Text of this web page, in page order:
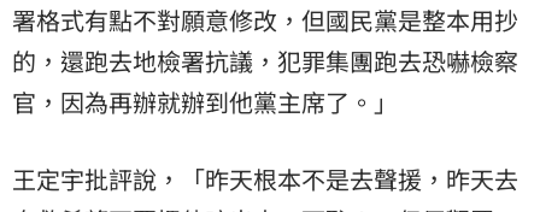
署格式有點不對願意修改，但國民黨是整本用抄
的，還跑去地檢署抗議，犯罪集團跑去恐嚇檢察
官，因為再辦就辦到他黨主席了。」
王定宇批評說，「昨天根本不是去聲援，昨天去